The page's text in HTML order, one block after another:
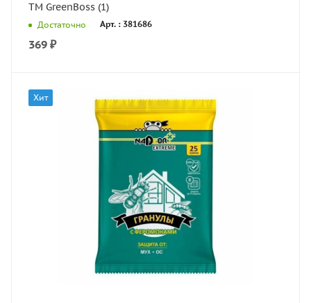
ТМ GreenBoss (1)
Достаточно Арт. : 381686
369 ₽
Хит